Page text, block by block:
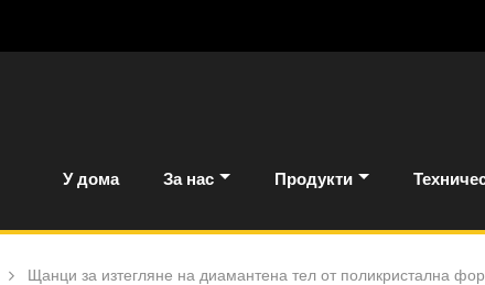
У дома За нас Продукти
Щанци за изтегляне на диамантена тел от поликристална